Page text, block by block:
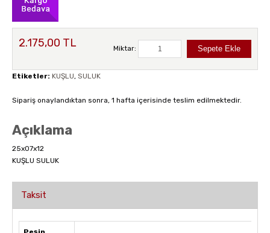
2.175,00 TL Miktar:
Etiketler: KUŞLU, SULUK
Sipariş onaylandıktan sonra, 1 hafta içerisinde teslim edilmektedir.
Açıklama
25x07x12
KUŞLU SULUK
Taksit